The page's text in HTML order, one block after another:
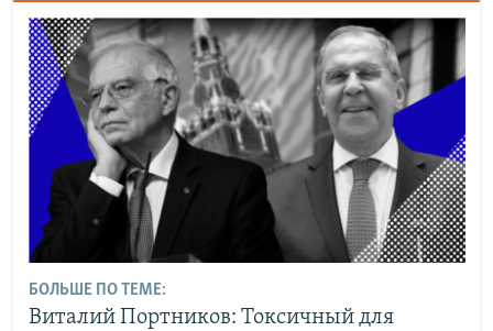
БОЛЬШЕ ПО ТЕМЕ:
Виталий Портников: Токсичный для